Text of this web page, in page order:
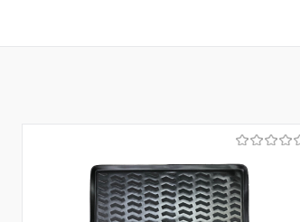
Купить в 1 клик
Сравнение